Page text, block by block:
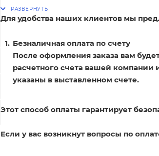
Для удобства наших клиентов мы
Безналичная оплата по счету
После оформления заказа вам
расчетного счета вашей компании
указаны в выставленном счете.
Этот способ оплаты гарантирует
Если у вас возникнут вопросы по